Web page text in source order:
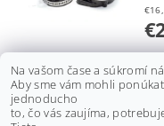
Na vašom čase a súkromí
Aby sme vám mohli
jednoducho
to, čo vás zaujíma,